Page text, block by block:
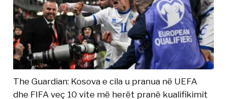
The Guardian: Kosova e cila u pranua në UEFA
dhe FIFA veç 10 vite më herët pranë kualifikimit